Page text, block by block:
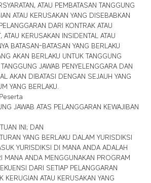
ATAU PEMBATASAN TANGGUNG
ATAU KERUSAKAN YANG DISEBABKAN
DARI KONTRAK ATAU
ATAU KERUSAKAN INSIDENTAL ATAU
BATASAN-BATASAN YANG BERLAKU
AKAN BERLAKU UNTUK TANGGUNG
JAWAB PENYELENGGARA DAN
AKAN DIBATASI DENGAN SEJAUH YANG
YANG BERLAKU.
JAWAB ATAS PELANGGARAN KEWAJIBAN
INI; DAN
YANG BERLAKU DALAM YURISDIKSI
YURISDIKSI DI MANA ANDA ADALAH
MANA ANDA MENGGUNAKAN PROGRAM
DARI SETIAP PELANGGARAN
KERUGIAN ATAU KERUSAKAN YANG